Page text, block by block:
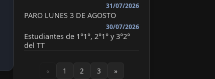
31/07/2026
PARO LUNES 3 DE AGOSTO
30/07/2026
Estudiantes de 1°1°, 2°1° y 3°2°
del TT
« 1 2 3 »